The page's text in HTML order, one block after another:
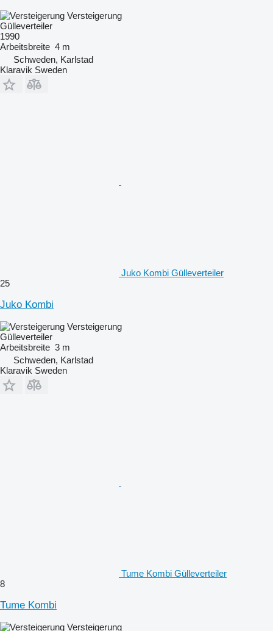
Versteigerung
Gülleverteiler
1990
Arbeitsbreite 4 m
Schweden, Karlstad
Klaravik Sweden
Juko Kombi Gülleverteiler
25
Juko Kombi
Versteigerung
Gülleverteiler
Arbeitsbreite 3 m
Schweden, Karlstad
Klaravik Sweden
Tume Kombi Gülleverteiler
8
Tume Kombi
Versteigerung